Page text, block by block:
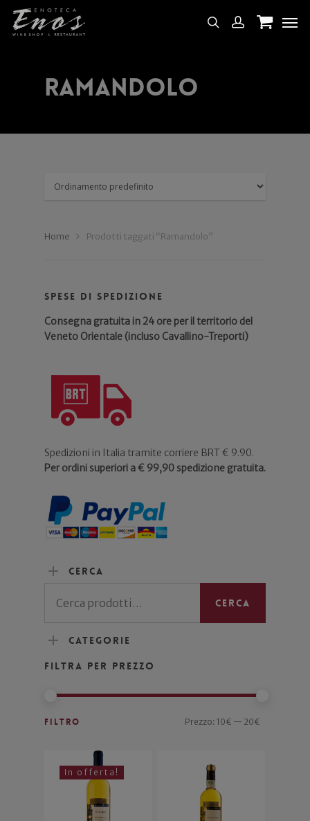
Ramandolo
Home Prodotti taggati “Ramandolo”
Spese di spedizione
Consegna gratuita in 24 ore per il territorio del
Veneto Orientale (incluso Cavallino-Treporti)
Spedizioni in Italia tramite corriere BRT € 9.90.
Per ordini superiori a € 99,90 spedizione gratuita.
Cerca
Cerca
Categorie
Filtra per prezzo
Filtro Prezzo: 10€ — 20€
In offerta!